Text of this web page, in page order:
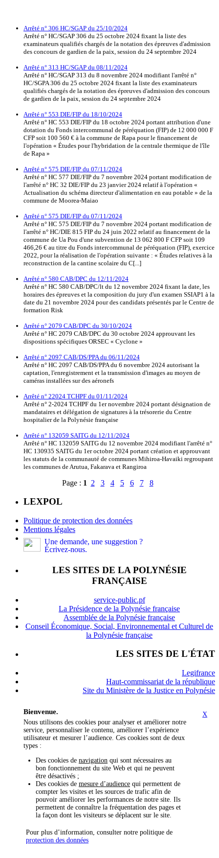
Arrêté n° 306 HC/SGAP du 25/10/2024
Arrêté n° HC/SGAP 306 du 25 octobre 2024 fixant la liste des
examinateurs qualifiés chargés de la notation des épreuves d'admission
des concours de gardien de la paix, session du 24 septembre 2024
Arrêté n° 313 HC/SGAP du 08/11/2024
Arrêté n° HC/SGAP 313 du 8 novembre 2024 modifiant l'arrêté n°
HC/SGPA 306 du 25 octobre 2024 fixant la liste des examinateurs
qualifiés chargés de la notation des épreuves d'admission des concours
de gardien de la paix, session du 24 septembre 2024
Arrêté n° 553 DIE/FIP du 18/10/2024
Arrêté n° HC 553 DIE/FIP du 18 octobre 2024 portant attribution d'une
dotation du Fonds intercommunal de péréquation (FIP) de 12 000 000 F
CFP soit 100 560 € à la commune de Rapa pour le financement de
l'opération « Études pour l'hybridation de la centrale thermique de l'île
de Rapa »
Arrêté n° 575 DIE/FIP du 07/11/2024
Arrêté n° HC 577 DIE/FIP du 7 novembre 2024 portant modification de
l'arrêté n° HC 32 DIE/FIP du 23 janvier 2024 relatif à l'opération «
Actualisation du schéma directeur d'alimentation en eau potable » de la
commune de Moorea-Maiao
Arrêté n° 575 DIE/FIP du 07/11/2024
Arrêté n° HC 575 DIE/FIP du 7 novembre 2024 portant modification de
l'arrêté n° HC/DIE 815 FIP du 24 juin 2022 relatif au financement de la
commune de Ua Pou d'une subvention de 13 062 800 F CFP soit 109
466,26 € au titre du Fonds intercommunal de péréquation (FIP), exercice
2022, pour la réalisation de l'opération suivante : « Études relatives à la
reconstruction de la cantine scolaire du C[...]
Arrêté n° 580 CAB/DPC du 12/11/2024
Arrêté n° HC 580 CAB/DPC/lt du 12 novembre 2024 fixant la date, les
horaires des épreuves et la composition du jury d'un examen SSIAP1 à la
date du 21 novembre 2024 pour des candidats présentés par le Centre de
formation Risk
Arrêté n° 2079 CAB/DPC du 30/10/2024
Arrêté n° HC 2079 CAB/DPC du 30 octobre 2024 approuvant les
dispositions spécifiques ORSEC « Cyclone »
Arrêté n° 2097 CAB/DS/PPA du 06/11/2024
Arrêté n° HC 2097 CAB/DS/PPA du 6 novembre 2024 autorisant la
captation, l'enregistrement et la transmission d'images au moyen de
caméras installées sur des aéronefs
Arrêté n° 22024 TCHPF du 01/11/2024
Arrêté n° 2-2024 TCHPF du 1er novembre 2024 portant désignation de
mandataires et délégation de signatures à la trésorerie du Centre
hospitalier de la Polynésie française
Arrêté n° 132059 SAITG du 12/11/2024
Arrêté n° HC 132059 SAITG du 12 novembre 2024 modifiant l'arrêté n°
HC 130935 SAITG du 1er octobre 2024 portant création et approuvant
les statuts de la communauté de communes Mihiroa-Havaiki regroupant
les communes de Arutua, Fakarava et Rangiroa
Page : 1 2 3 4 5 6 7 8
LEXPOL
Politique de protection des données
Mentions légales
Une demande, une suggestion ?
Écrivez-nous.
LES SITES DE LA POLYNÉSIE
FRANÇAISE
service-public.pf
La Présidence de la Polynésie française
Assemblée de la Polynésie française
Conseil Économique, Social, Environnemental et Culturel de
la Polynésie française
LES SITES DE L'ÉTAT
Legifrance
Haut-commissariat de la république
Site du Ministère de la Justice en Polynésie
X
Bienvenue.
Nous utilisons des cookies pour analyser et améliorer notre
service, personnaliser le contenu, améliorer l’expérience
utilisateur et mesurer l’audience. Ces cookies sont de deux
types :
Des cookies de navigation qui sont nécessaires au
bon fonctionnement du site Web et qui ne peuvent
être désactivés ;
Des cookies de mesure d’audience qui permettent de
compter les visites et les sources de trafic afin de
pouvoir améliorer les performances de notre site. Ils
permettent de connaître la fréquentation des pages et
la façon dont les visiteurs se déplacent sur le site.
Pour plus d’information, consulter notre politique de
protection des données